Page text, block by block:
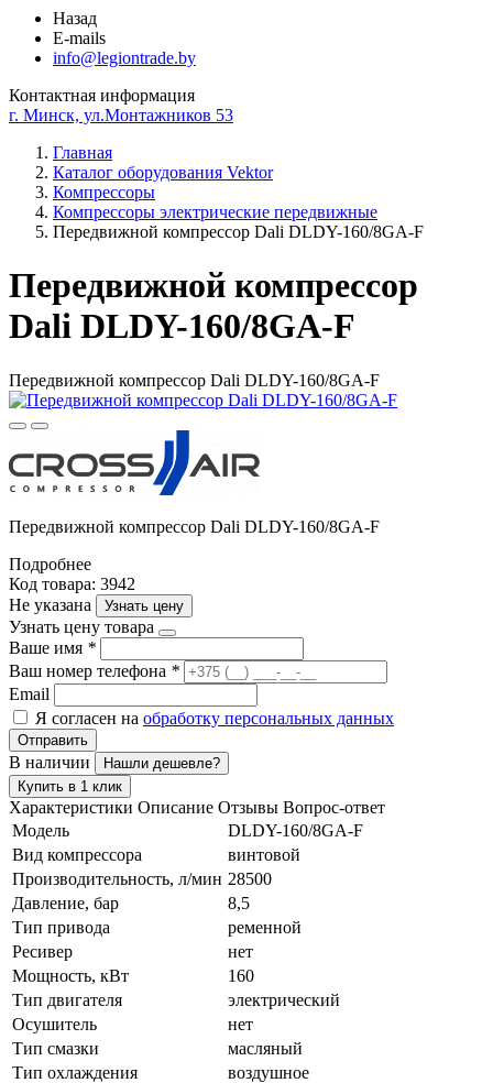
Назад
E-mails
info@legiontrade.by
Контактная информация
г. Минск, ул.Монтажников 53
Главная
Каталог оборудования Vektor
Компрессоры
Компрессоры электрические передвижные
Передвижной компрессор Dali DLDY-160/8GA-F
Передвижной компрессор
Dali DLDY-160/8GA-F
Передвижной компрессор Dali DLDY-160/8GA-F
Передвижной компрессор Dali DLDY-160/8GA-F
Подробнее
Код товара: 3942
Не указана
Узнать цену
Узнать цену товара
Ваше имя *
Ваш номер телефона *
Email
Я согласен на обработку персональных данных
Отправить
В наличии
Нашли дешевле?
Купить в 1 клик
Характеристики Описание Отзывы Вопрос-ответ
Модель
DLDY-160/8GA-F
Вид компрессора
винтовой
Производительность, л/мин 28500
Давление, бар
8,5
Тип привода
ременной
Ресивер
нет
Мощность, кВт
160
Тип двигателя
электрический
Осушитель
нет
Тип смазки
масляный
Тип охлаждения
воздушное